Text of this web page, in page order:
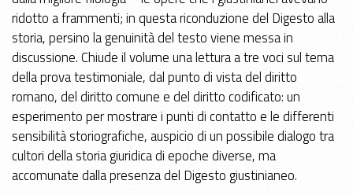
ridotto a frammenti; in questa riconduzione del Digesto alla
storia, persino la genuinità del testo viene messa in
discussione. Chiude il volume una lettura a tre voci sul tema
della prova testimoniale, dal punto di vista del diritto
romano, del diritto comune e del diritto codificato: un
esperimento per mostrare i punti di contatto e le differenti
sensibilità storiografiche, auspicio di un possibile dialogo tra
cultori della storia giuridica di epoche diverse, ma
accomunate dalla presenza del Digesto giustinianeo.